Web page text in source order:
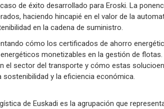
de éxito desarrollado para Eroski. La
haciendo hincapié en el valor de la
en la cadena de suministro.
cómo los certificados de ahorro
monetizables en la gestión de
el sector del transporte y cómo estas
y la eficiencia económica.
de Euskadi es la agrupación que